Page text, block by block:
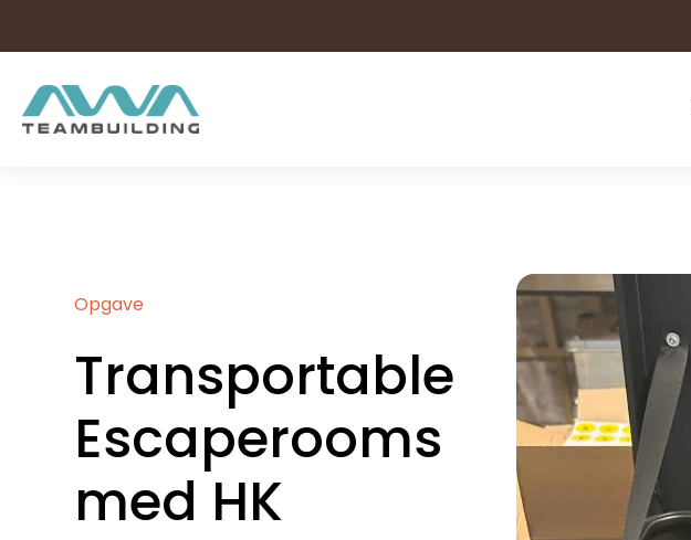
Opgave
Transportable
Escaperooms
med HK